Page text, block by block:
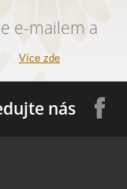
e-mailem a
Více zde
nás